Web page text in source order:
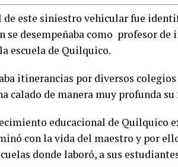
este siniestro vehicular fue
se desempeñaba como profesor de
escuela de Quilquico.
itinerancias por diversos
calado de manera muy profunda
educacional de Quilquico
con la vida del maestro y por
donde laboró, a sus